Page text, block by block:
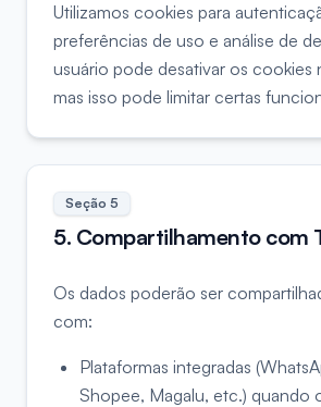
Utilizamos cookies para
preferências de uso e análise de
usuário pode desativar os cookies
mas isso pode limitar certas
Seção 5
5. Compartilhamento com
Os dados poderão ser
com:
Plataformas integradas
Shopee, Magalu, etc.) quando